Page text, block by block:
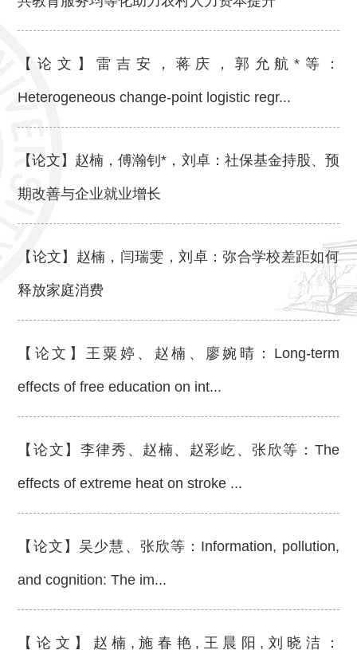
【论文】雷吉安，蒋庆，郭允航*等：
Heterogeneous change-point logistic regr...
【论文】赵楠，傅瀚钊*，刘卓：社保基金持股、预
期改善与企业就业增长
【论文】赵楠，闫瑞雯，刘卓：弥合学校差距如何
释放家庭消费
【论文】王粟婷、赵楠、廖婉晴：Long-term
effects of free education on int...
【论文】李律秀、赵楠、赵彩屹、张欣等：The
effects of extreme heat on stroke ...
【论文】吴少慧、张欣等：Information, pollution,
and cognition: The im...
【论文】赵楠,施春艳,王晨阳,刘晓洁：